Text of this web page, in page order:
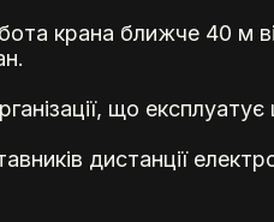
крана ближче 40 м
що експлуатує
дистанції